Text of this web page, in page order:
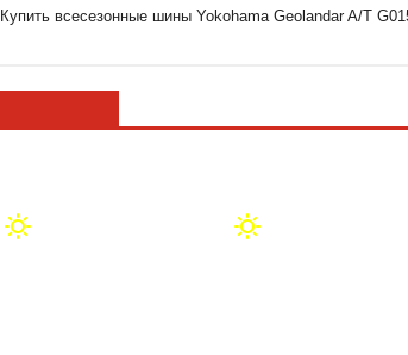
Купить всесезонные шины Yokohama Geolandar A/T